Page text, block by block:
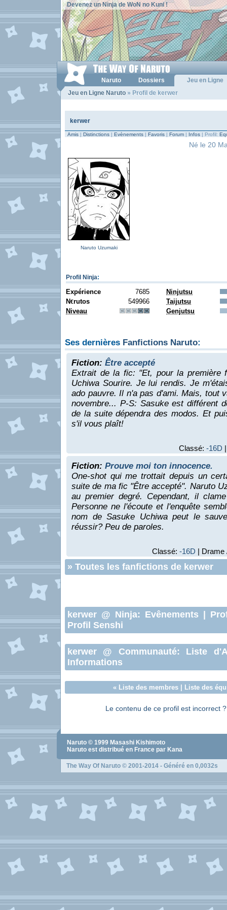
Devenez un Ninja de WoN no Kuni !
Naruto Dossiers
Jeu en Ligne
Jeu en Ligne Naruto » Profil de kerwer
kerwer
Amis | Distinctions | Evènements | Favoris | Forum | Infos | Profil:
Né le 20
Naruto Uzumaki
Profil Ninja:
Expérience 7685
Ninjutsu
N€rutos 549966
Taijutsu
Niveau
Genjutsu
Ses dernières Fanfictions Naruto:
Fiction: Être accepté
Extrait de la fic: "Et, pour la première
Uchiwa Sourire. Je lui rendis. Je
ado pauvre. Il n'a pas d'ami. Mais, tout
novembre... P-S: Sasuke est différent
de la suite dépendra des modos. Et
s'il vous plaît!
Classé: -16D
Fiction: Prouve moi ton innocence.
One-shot qui me trottait depuis un
suite de ma fic "Être accepté". Naruto
au premier degré. Cependant, il
Personne ne l'écoute et l'enquête
nom de Sasuke Uchiwa peut le
réussir? Peu de paroles.
Classé: -16D | Drame
» Toutes les fanfictions de kerwer
kerwer @ Ninja: Evênements
Profil Senshi
kerwer @ Communauté: Liste
Informations
« Liste des membres| Liste des
Le contenu de ce profil est incorrect
Naruto © 1999 Masashi Kishimoto
Naruto est distribué en France par Kana
The Way Of Naruto © 2001-2014 - Généré en 0,0032s